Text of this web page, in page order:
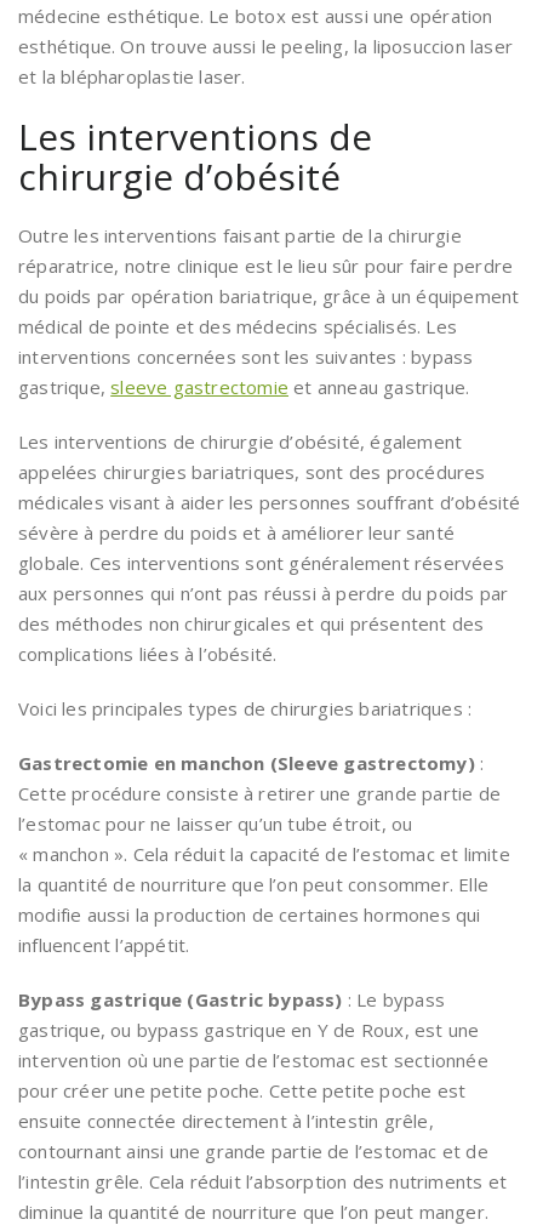
médecine esthétique. Le botox est aussi une opération
esthétique. On trouve aussi le peeling, la liposuccion laser
et la blépharoplastie laser.
Les interventions de
chirurgie d’obésité
Outre les interventions faisant partie de la chirurgie
réparatrice, notre clinique est le lieu sûr pour faire perdre
du poids par opération bariatrique, grâce à un équipement
médical de pointe et des médecins spécialisés. Les
interventions concernées sont les suivantes : bypass
gastrique,sleeve gastrectomie et anneau gastrique.
Les interventions de chirurgie d’obésité, également
appelées chirurgies bariatriques, sont des procédures
médicales visant à aider les personnes souffrant d’obésité
sévère à perdre du poids et à améliorer leur santé
globale. Ces interventions sont généralement réservées
aux personnes qui n’ont pas réussi à perdre du poids par
des méthodes non chirurgicales et qui présentent des
complications liées à l’obésité.
Voici les principales types de chirurgies bariatriques :
Gastrectomie en manchon (Sleeve gastrectomy):
Cette procédure consiste à retirer une grande partie de
l’estomac pour ne laisser qu’un tube étroit, ou
« manchon ». Cela réduit la capacité de l’estomac et limite
la quantité de nourriture que l’on peut consommer. Elle
modifie aussi la production de certaines hormones qui
influencent l’appétit.
Bypass gastrique (Gastric bypass) : Le bypass
gastrique, ou bypass gastrique en Y de Roux, est une
intervention où une partie de l’estomac est sectionnée
pour créer une petite poche. Cette petite poche est
ensuite connectée directement à l’intestin grêle,
contournant ainsi une grande partie de l’estomac et de
l’intestin grêle. Cela réduit l’absorption des nutriments et
diminue la quantité de nourriture que l’on peut manger.